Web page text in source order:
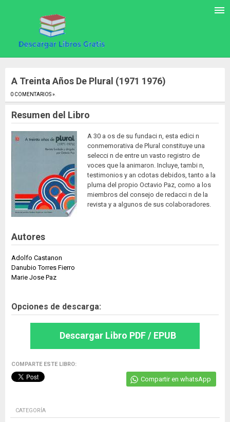
A Treinta Años De Plural (1971 1976)
0 COMENTARIOS ».
Resumen del Libro
A 30 a os de su fundaci n, esta edici n
conmemorativa de Plural constituye una
selecci n de entre un vasto registro de
voces que la animaron. Incluye, tambi n,
testimonios y an cdotas debidos, tanto a la
pluma del propio Octavio Paz, como a los
miembros del consejo de redacci n de la
revista y a algunos de sus colaboradores.
Autores
Adolfo Castanon
Danubio Torres Fierro
Marie Jose Paz
Opciones de descarga:
Descargar Libro PDF / EPUB
COMPARTE ESTE LIBRO:
Compartir en whatsApp
CATEGORÍA